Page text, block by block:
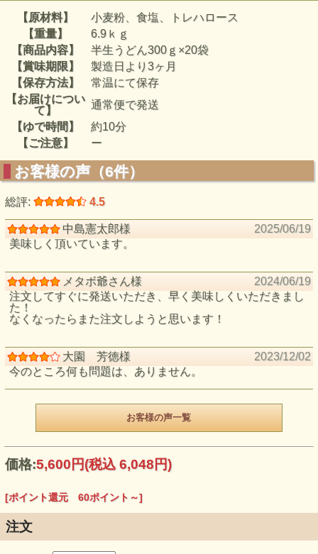
半生うどんとは純生うどんより若干乾燥させることにより常
温にて3ヶ月間保存でき、
味・風味につきましても純生うどんとなんら遜色のないもの
に仕上げました。
半生うどんにはより麺の細い早ゆで半生うどんもご用意して
います。麺の太さはお好みでどうぞ。
釜揚げうどん・ざるうどん・かけうどん・鍋物と何にでも最
適ですので現在の定番商品となっております。
【原材料】
小麦粉、食塩、トレハロース
【重量】
6.9ｋｇ
【商品内容】
半生うどん300ｇ×20袋
【賞味期限】
製造日より3ヶ月
【保存方法】
常温にて保存
【お届けについ
て】
通常便で発送
【ゆで時間】
約10分
【ご注意】
ー
お客様の声（6件）
総評: 4.5
中島憲太郎様
2025/06/19
美味しく頂いています。
メタボ爺さん様
2024/06/19
注文してすぐに発送いただき、早く美味しくいただきまし
た！
なくなったらまた注文しようと思います！
大園 芳徳様
2023/12/02
今のところ何も問題は、ありません。
お客様の声一覧
価格:5,600円(税込 6,048円)
[ポイント還元 60ポイント～]
注文